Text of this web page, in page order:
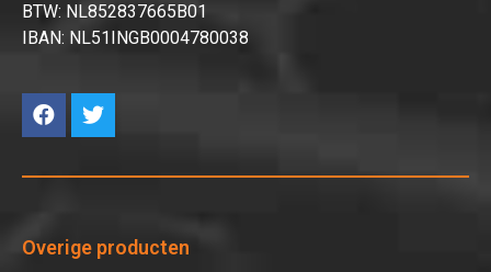
BTW: NL852837665B01
IBAN: NL51INGB0004780038
Overige producten